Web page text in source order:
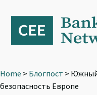
primary
navigation
content
footer
Home > Блогпост > Южный
безопасность Европе